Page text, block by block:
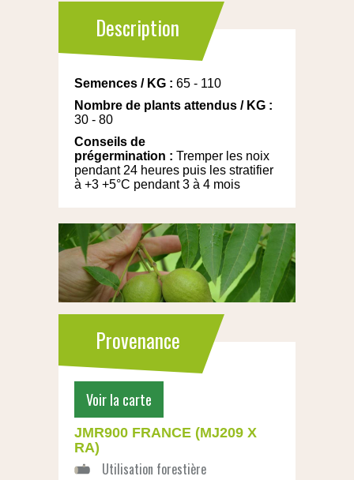
Description
Semences / KG : 65 - 110
Nombre de plants attendus / KG :
30 - 80
Conseils de
prégermination : Tremper les noix
pendant 24 heures puis les stratifier
à +3 +5°C pendant 3 à 4 mois
Provenance
Voir la carte
JMR900 FRANCE (MJ209 X
RA)